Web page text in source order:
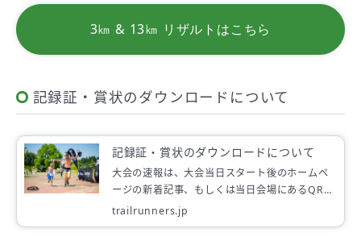
3㎞ & 13㎞ リザルトはこちら
記録証・賞状のダウンロードについて
記録証・賞状のダウンロードについて
大会の速報は、大会当日スタート後のホームペ
ージの新着記事、もしくは当日会場にあるQRコ
ードをスマートフォンで読み取っていただくと
ご覧いただけます。
trailrunners.jp